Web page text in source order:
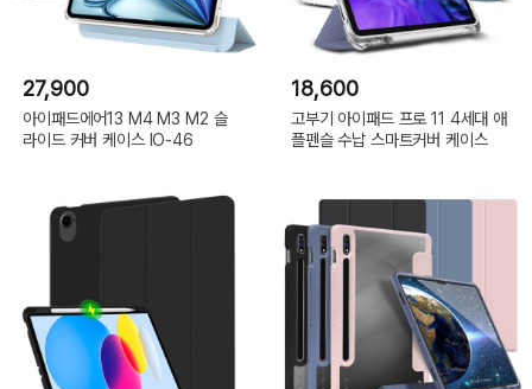
27,900
아이패드에어13 M4 M3 M2 슬
라이드 커버 케이스 IO-46
18,600
고부기 아이패드 프로 11 4세대 애
플펜슬 수납 스마트커버 케이스